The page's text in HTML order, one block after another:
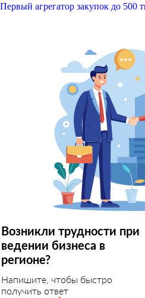
Первый агрегатор закупок до 500
Возникли трудности при
ведении бизнеса в
регионе?
Напишите, чтобы быстро
получить ответ